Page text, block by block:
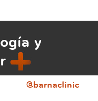
y
@barnaclinic